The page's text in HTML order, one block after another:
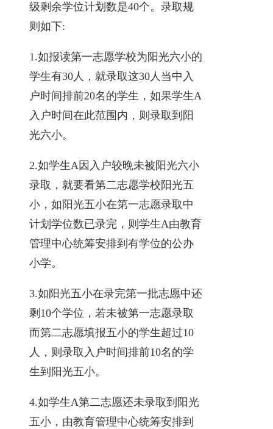
级剩余学位计划数是40个。录取规
则如下:
1.如报读第一志愿学校为阳光六小的
学生有30人，就录取这30人当中入
户时间排前20名的学生，如果学生A
入户时间在此范围内，则录取到阳
光六小。
2.如学生A因入户较晚未被阳光六小
录取，就要看第二志愿学校阳光五
小，如阳光五小在第一志愿录取中
计划学位数已录完，则学生A由教育
管理中心统筹安排到有学位的公办
小学。
3.如阳光五小在录完第一批志愿中还
剩10个学位，若未被第一志愿录取
而第二志愿填报五小的学生超过10
人，则录取入户时间排前10名的学
生到阳光五小。
4.如学生A第二志愿还未录取到阳光
五小，由教育管理中心统筹安排到